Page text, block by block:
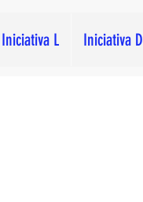
Iniciativa L Iniciativa D